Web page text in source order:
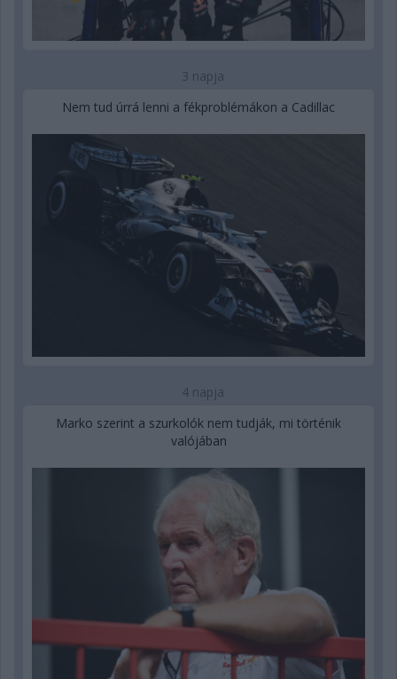
3 napja
Nem tud úrrá lenni a fékproblémákon a Cadillac
4 napja
Marko szerint a szurkolók nem tudják, mi történik
valójában